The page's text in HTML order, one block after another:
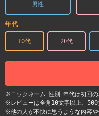
男性
年代
10代 20代
※ニックネーム･性別･年代は初回の
※レビューは全角10文字以上、500
※他の人が不快に思うような内容や